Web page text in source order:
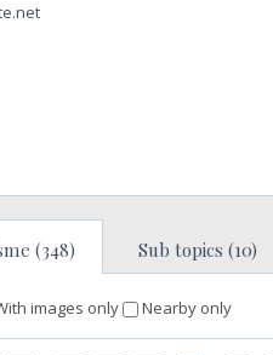
(348) Sub topics (10)
images only Nearby only